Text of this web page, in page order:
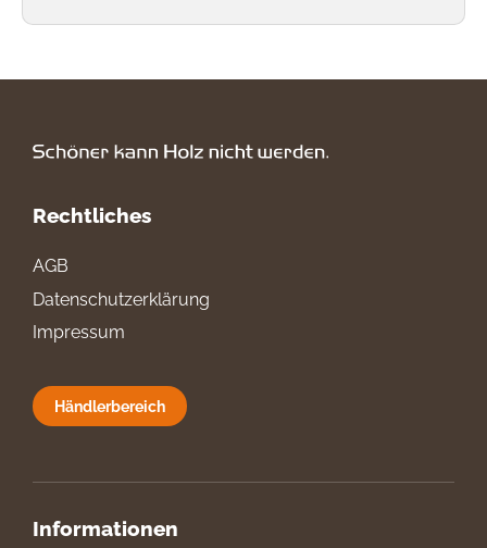
Rechtliches
AGB
Datenschutzerklärung
Impressum
Händlerbereich
Informationen